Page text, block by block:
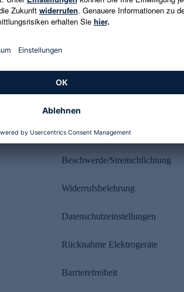
Rechtliches
Beschwerde/Streitschlichtung
Widerrufsbelehrung
Datenschutzeinstellungen
Rücknahme Elektrogeräte
Barrierefreiheit